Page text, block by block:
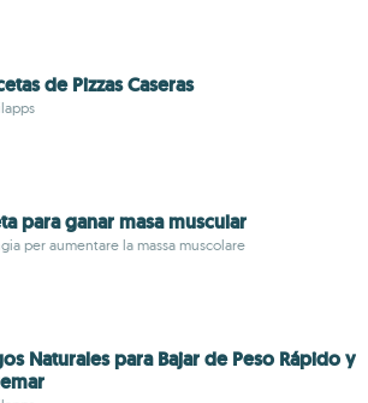
de Pizzas Caseras
para ganar masa muscular
per aumentare la massa muscolare
Naturales para Bajar de Peso Rápido y